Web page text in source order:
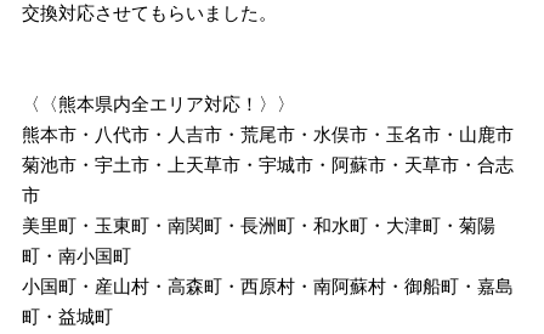
交換対応させてもらいました。
〈〈熊本県内全エリア対応！〉〉
熊本市・八代市・人吉市・荒尾市・水俣市・玉名市・山鹿市
菊池市・宇土市・上天草市・宇城市・阿蘇市・天草市・合志
市
美里町・玉東町・南関町・長洲町・和水町・大津町・菊陽
町・南小国町
小国町・産山村・高森町・西原村・南阿蘇村・御船町・嘉島
町・益城町